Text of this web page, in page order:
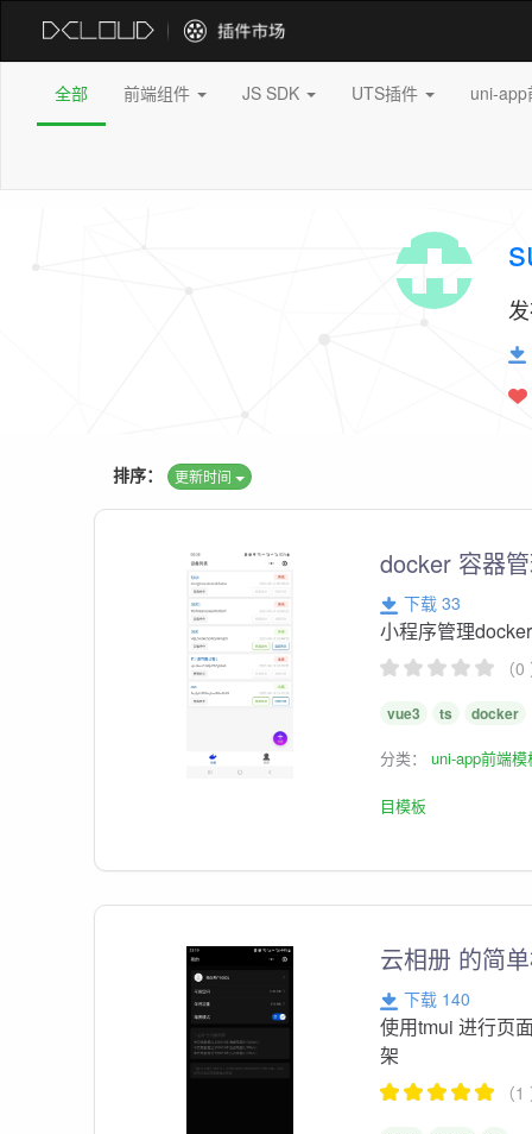
全部 前端组件 JS SDK UTS插件 uni-
排序： 更新时间
docker 容器
下载 33
小程序管理
（
vue3 ts docker
分类：uni-app前端模
目模板
云相册 的简
下载 140
使用tmui 进行页
架
（